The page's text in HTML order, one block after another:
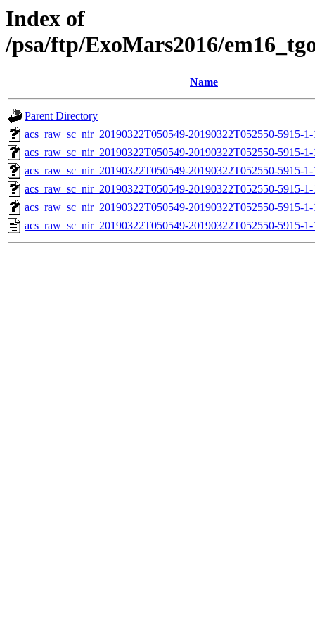
Index of
/psa/ftp/ExoMars2016/
Name
Parent Directory
acs_raw_sc_nir_20190322T050549-20190322T052550-5915-
acs_raw_sc_nir_20190322T050549-20190322T052550-5915-
acs_raw_sc_nir_20190322T050549-20190322T052550-5915-
acs_raw_sc_nir_20190322T050549-20190322T052550-5915-
acs_raw_sc_nir_20190322T050549-20190322T052550-5915-
acs_raw_sc_nir_20190322T050549-20190322T052550-5915-